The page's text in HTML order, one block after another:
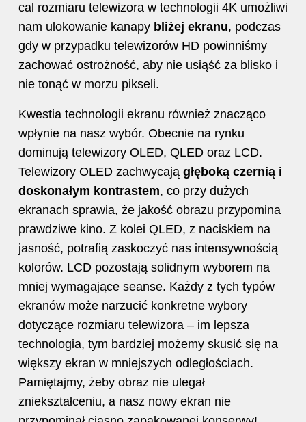
cal rozmiaru telewizora w technologii 4K umożliwi
nam ulokowanie kanapy bliżej ekranu, podczas
gdy w przypadku telewizorów HD powinniśmy
zachować ostrożność, aby nie usiąść za blisko i
nie tonąć w morzu pikseli.
Kwestia technologii ekranu również znacząco
wpłynie na nasz wybór. Obecnie na rynku
dominują telewizory OLED, QLED oraz LCD.
Telewizory OLED zachwycają głęboką czernią i
doskonałym kontrastem, co przy dużych
ekranach sprawia, że jakość obrazu przypomina
prawdziwe kino. Z kolei QLED, z naciskiem na
jasność, potrafią zaskoczyć nas intensywnością
kolorów. LCD pozostają solidnym wyborem na
mniej wymagające seanse. Każdy z tych typów
ekranów może narzucić konkretne wybory
dotyczące rozmiaru telewizora – im lepsza
technologia, tym bardziej możemy skusić się na
większy ekran w mniejszych odległościach.
Pamiętajmy, żeby obraz nie ulegał
zniekształceniu, a nasz nowy ekran nie